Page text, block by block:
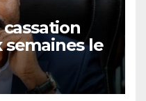
cassation
le